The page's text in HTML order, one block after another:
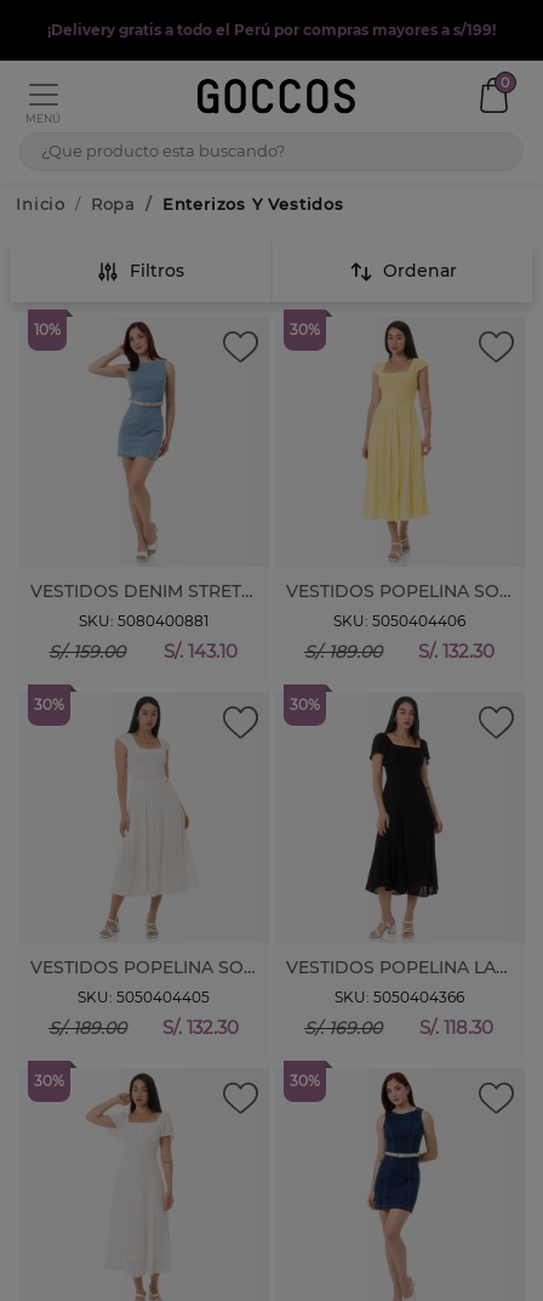
¡Delivery gratis a todo el Perú por compras mayores a s/199!
MENÚ
0
Inicio Ropa Enterizos Y Vestidos
Filtros Ordenar
10%
VESTIDOS DENIM STRETCH TALEI MG 0
SKU: 5080400881
S/. 159.00 S/. 143.10
30%
VESTIDOS POPELINA SOLEIA
SKU: 5050404406
S/. 189.00 S/. 132.30
30%
VESTIDOS POPELINA SOLEIA
SKU: 5050404405
S/. 189.00 S/. 132.30
30%
VESTIDOS POPELINA LANEZI
SKU: 5050404366
S/. 169.00 S/. 118.30
30% 30%